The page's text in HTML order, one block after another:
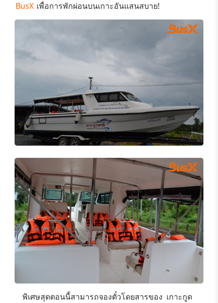
BusX เพื่อการพักผ่อนบนเกาะอันแสนสบาย!
พิเศษสุดตอนนี้สามารถจองตั๋วโดยสารของ​ เกาะกูด